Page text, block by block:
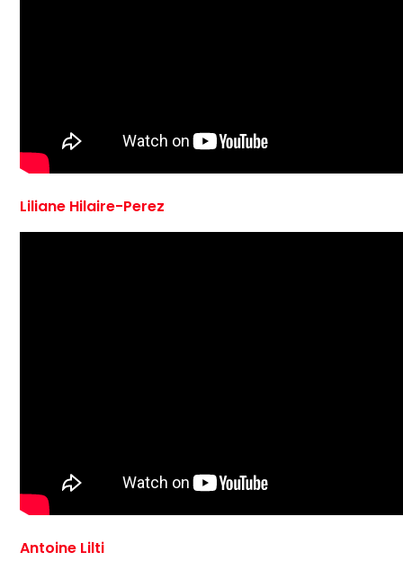
Liliane Hilaire-Perez
Antoine Lilti